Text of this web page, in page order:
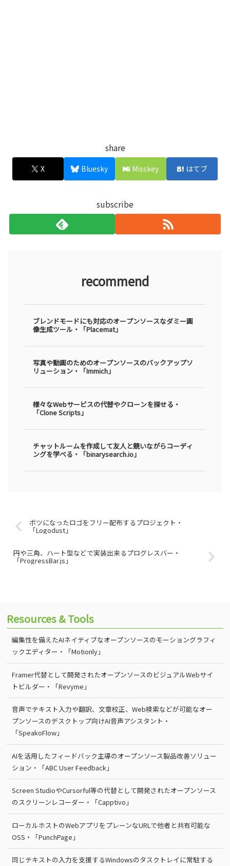
share
X Bluesky Misskey はてブ
subscribe
recommend
ブレンドモードにも対応のオープンソースなダミー画
像生成ツール・「Placemat」
写真や動画のためのオープンソースのバックアップソ
リューション・「Immich」
様々なWebサービスの代替やクローンを探せる・
「Clone Scripts」
チャットルームを作成して友人と競いながらコーディ
ングを学べる・「binarysearch.io」
ボツになったロゴをフリー配布するプロジェクト・
「Logodust」
円や三角、ハート型などで実装出来るプログレスバー・
「ProgressBar.js」
Resources & Tools
編集性を備えたAIネイティブなオープンソースのモーショングラフィ
ックエディター・「Motionly」
Framer代替として開発されたオープンソースのビジュアルWebサイ
トビルダー・「Revyme」
音声でテキスト入力や翻訳、文章校正、Web検索などが可能なオー
プンソースのデスクトップ向けAI音声アシスタント・
「SpeakoFlow」
AIを活用したフィードバック主導のオープンソース製品改善ソリュー
ション・「ABC User Feedback」
Screen StudioやCursorful等の代替として開発されたオープンソース
のスクリーンレコーダー・「Capptivo」
ローカルホストのWebアプリをプレーンなURLで他者と共有可能な
OSS・「PunchPage」
同じテキストの入力を支援するWindowsのタスクトレイに常駐する